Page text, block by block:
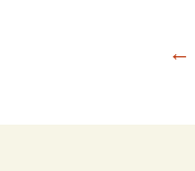
章
←